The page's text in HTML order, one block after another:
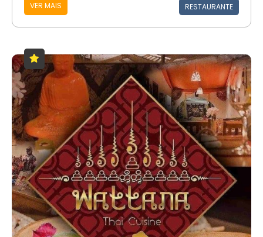
VER MAIS RESTAURANTE